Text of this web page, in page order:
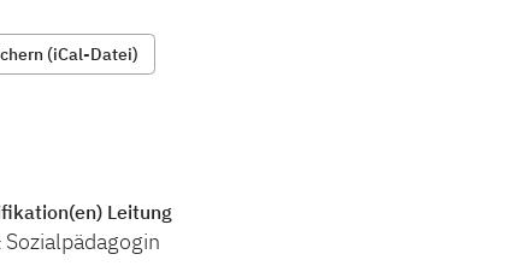
(iCal-Datei)
Leitung